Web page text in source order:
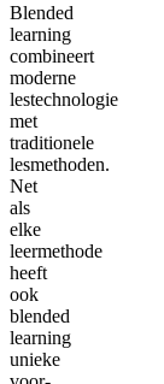
Blended
learning
combineert
moderne
lestechnologie
met
traditionele
lesmethoden.
Net
als
elke
leermethode
heeft
ook
blended
learning
unieke